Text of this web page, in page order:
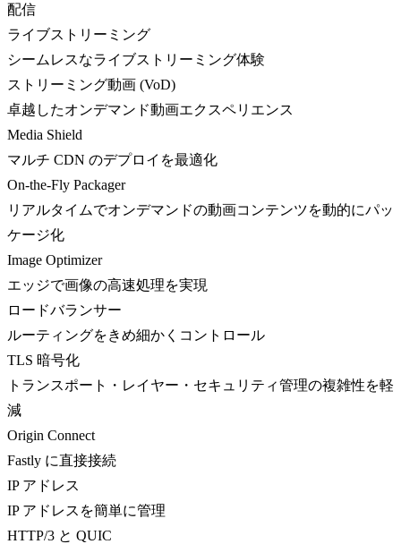
配信
ライブストリーミング
シームレスなライブストリーミング体験
ストリーミング動画 (VoD)
卓越したオンデマンド動画エクスペリエンス
Media Shield
マルチ CDN のデプロイを最適化
On-the-Fly Packager
リアルタイムでオンデマンドの動画コンテンツを動的にパッ
ケージ化
Image Optimizer
エッジで画像の高速処理を実現
ロードバランサー
ルーティングをきめ細かくコントロール
TLS 暗号化
トランスポート・レイヤー・セキュリティ管理の複雑性を軽
減
Origin Connect
Fastly に直接接続
IP アドレス
IP アドレスを簡単に管理
HTTP/3 と QUIC